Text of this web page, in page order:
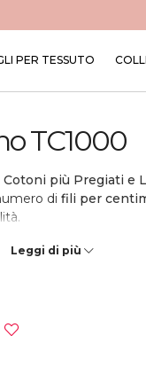
PER TESSUTO
TC1000
più Pregiati e
di fili per
del Paese, in cui
Leggi di più